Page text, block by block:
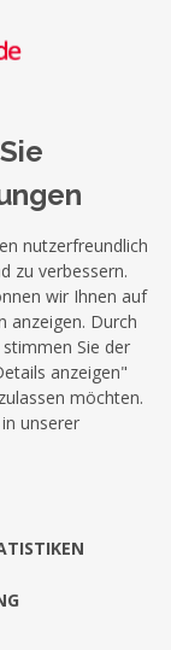
nutzerfreundlich
zu verbessern.
wir Ihnen auf
anzeigen. Durch
Sie der
anzeigen"
möchten.
unserer